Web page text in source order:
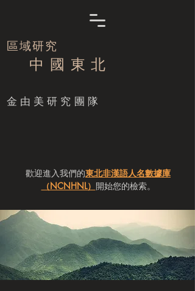
區域研究
中 國 東 北
​金由美研究團隊
歡迎進入我們的東北非漢語人名數據庫
（NCNHNL） 開始您的檢索。